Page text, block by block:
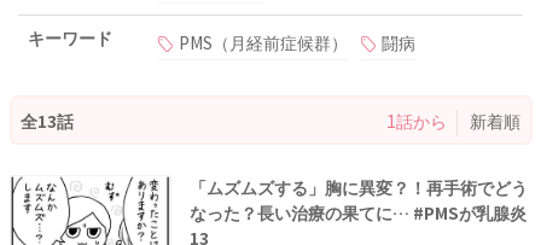
キーワード PMS（月経前症候群） 闘病
全13話 1話から 新着順
「ムズムズする」胸に異変？！再手術でどう
なった？長い治療の果てに… #PMSが乳腺炎
13